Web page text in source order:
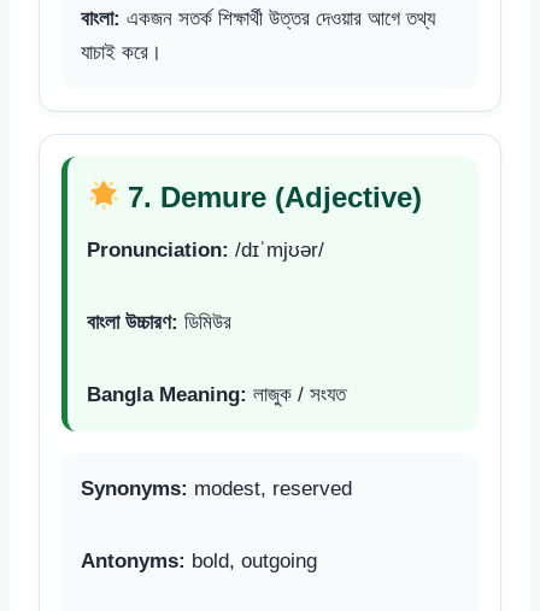
বাংলা: একজন সতর্ক শিক্ষার্থী উত্তর দেওয়ার আগে তথ্য
যাচাই করে।
7. Demure (Adjective)
Pronunciation: /dɪˈmjʊər/
বাংলা উচ্চারণ: ডিমিউর
Bangla Meaning: লাজুক / সংযত
Synonyms: modest, reserved
Antonyms: bold, outgoing